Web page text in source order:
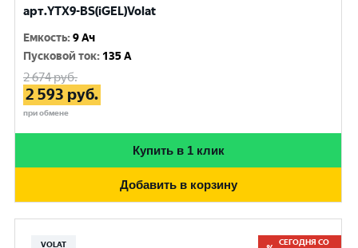
арт.YTX9-BS(iGEL)Volat
Емкость:9 Ач
Пусковой ток: 135 A
2 674руб.
2 593 руб.
при обмене
Купить в 1 клик
Добавить в корзину
VOLAT
СЕГОДНЯ СО